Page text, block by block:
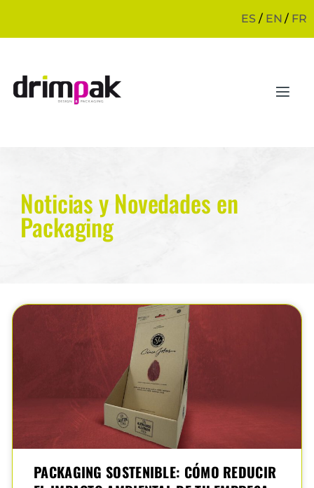
ES/ EN / FR
Noticias y Novedades en
Packaging
PACKAGING SOSTENIBLE: CÓMO REDUCIR